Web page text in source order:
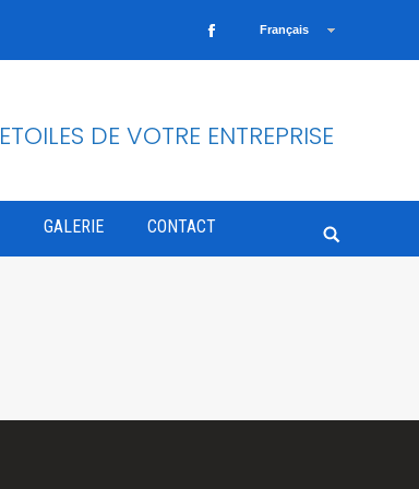
FacebookFrançais
ETOILES DE VOTRE ENTREPRISE
GALERIE CONTACT
Search: